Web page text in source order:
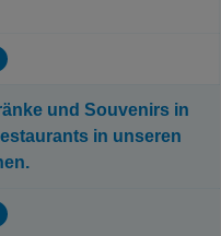
und Souvenirs in
in unseren